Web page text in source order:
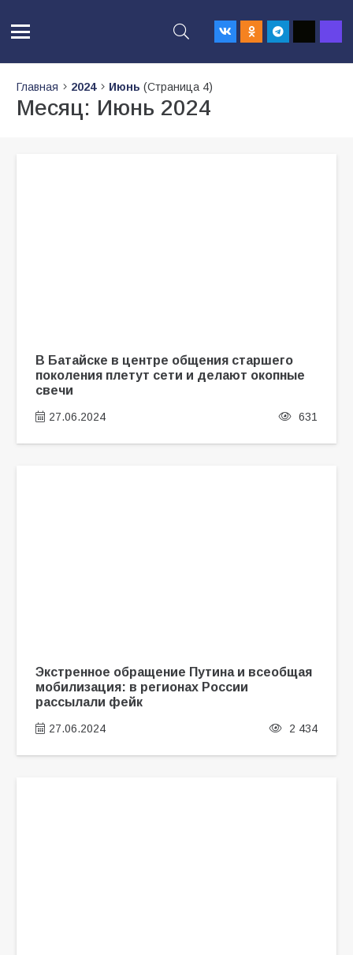
Главная 2024 Июнь (Страница 4)
Месяц: Июнь 2024
В Батайске в центре общения старшего
поколения плетут сети и делают окопные
свечи
27.06.2024 631
Экстренное обращение Путина и всеобщая
мобилизация: в регионах России
рассылали фейк
27.06.2024 2 434